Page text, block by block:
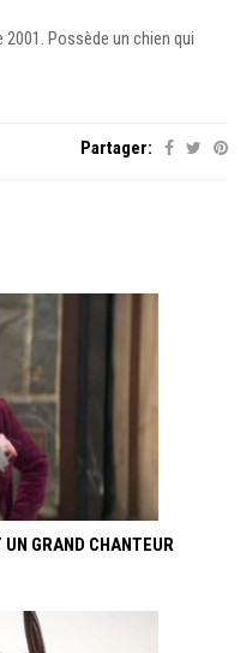
Possède un chien qui
Partager:
GRAND CHANTEUR